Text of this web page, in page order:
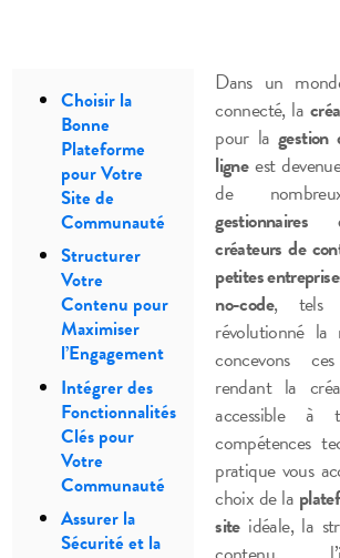
Choisir la
Bonne
Plateforme
pour Votre
Site de
Communauté
Structurer
Votre
Contenu pour
Maximiser
l’Engagement
Intégrer des
Fonctionnalités
Clés pour
Votre
Communauté
Assurer la
Sécurité et la
Dans un
connecté, la
pour lagestion
ligneest
de
créateurs de
petites
no-code, tels
révolutionné la
concevons
rendant la
accessible à
compétences
pratique vous
choix de la
siteidéale, la